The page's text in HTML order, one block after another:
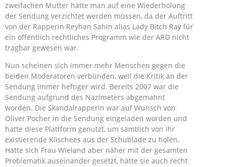
zweifachen Mutter hätte man auf eine Wiederholung
der Sendung verzichtet werden müssen, da der Auftritt
von der Rapperin Reyhan Sahin alias Lady Bitch Ray für
ein öffentlich rechtliches Programm wie der ARD nicht
tragbar gewesen war.
Nun scheinen sich immer mehr Menschen gegen die
beiden Moderatoren verbünden, weil die Kritik an der
Sendung immer heftiger wird. Bereits 2007 war die
Sendung aufgrund des Nazimeters abgemahnt
worden. Die Skandalrapperin war auf Wunsch von
Oliver Pocher in die Sendung eingeladen worden und
hatte diese Plattform genutzt, um sämtlich von ihr
existierende Klischees aus der Schublade zu holen.
Hätte sich Frau Wieland aber näher mit der gesamten
Problematik auseinander gesetzt, hätte sie auch recht